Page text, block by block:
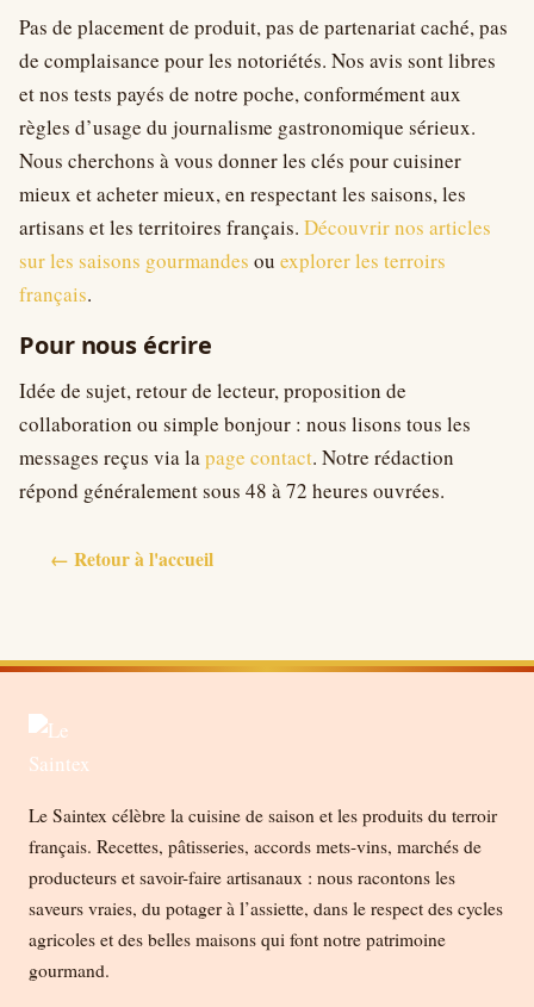
Pas de placement de produit, pas de partenariat caché, pas
de complaisance pour les notoriétés. Nos avis sont libres
et nos tests payés de notre poche, conformément aux
règles d’usage du journalisme gastronomique sérieux.
Nous cherchons à vous donner les clés pour cuisiner
mieux et acheter mieux, en respectant les saisons, les
artisans et les territoires français. Découvrir nos articles
sur les saisons gourmandes ou explorer les terroirs
français.
Pour nous écrire
Idée de sujet, retour de lecteur, proposition de
collaboration ou simple bonjour : nous lisons tous les
messages reçus via lapage contact. Notre rédaction
répond généralement sous 48 à 72 heures ouvrées.
← Retour à l'accueil
Le Saintex célèbre la cuisine de saison et les produits du terroir
français. Recettes, pâtisseries, accords mets-vins, marchés de
producteurs et savoir-faire artisanaux : nous racontons les
saveurs vraies, du potager à l’assiette, dans le respect des cycles
agricoles et des belles maisons qui font notre patrimoine
gourmand.